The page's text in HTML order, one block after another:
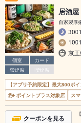
個室
カード
禁煙席
喫煙席
居酒
自家製厚
京
【アプリ予約限定】最大800ポ
ポイントプラス対象店
ス
クーポンを見る